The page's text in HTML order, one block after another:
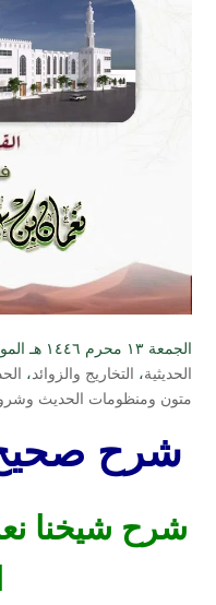
الجمعة ۱۳ محرم ۱٤٤٦ هـ الموافق ۱۹ يوليو ۲۰۲٤ مـ |
الحديثية، التخاريج والزوائد،
متون ومنظومات الحديث
شرح صحيح
شرح شيخنا